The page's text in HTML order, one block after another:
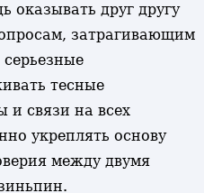
оказывать друг другу
затрагивающим
тесные
и связи на всех
укреплять основу
между двумя